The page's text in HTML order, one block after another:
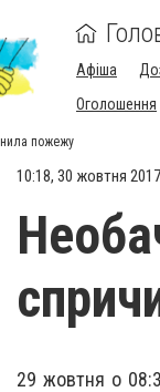
Афіша
Оголошення
пожежу
10:18, 30 жовтня
29 жовтня о